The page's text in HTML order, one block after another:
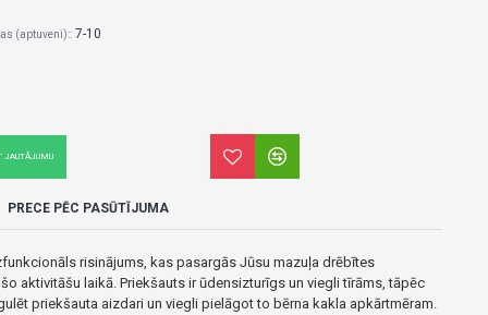
(aptuveni):: 7-10
JAUTĀJUMU
PRECE PĒC PASŪTĪJUMA
risinājums, kas pasargās Jūsu mazuļa drēbītes
aktivitāšu laikā. Priekšauts ir ūdensizturīgs un viegli tīrāms, tāpēc
priekšauta aizdari un viegli pielāgot to bērna kakla apkārtmēram.